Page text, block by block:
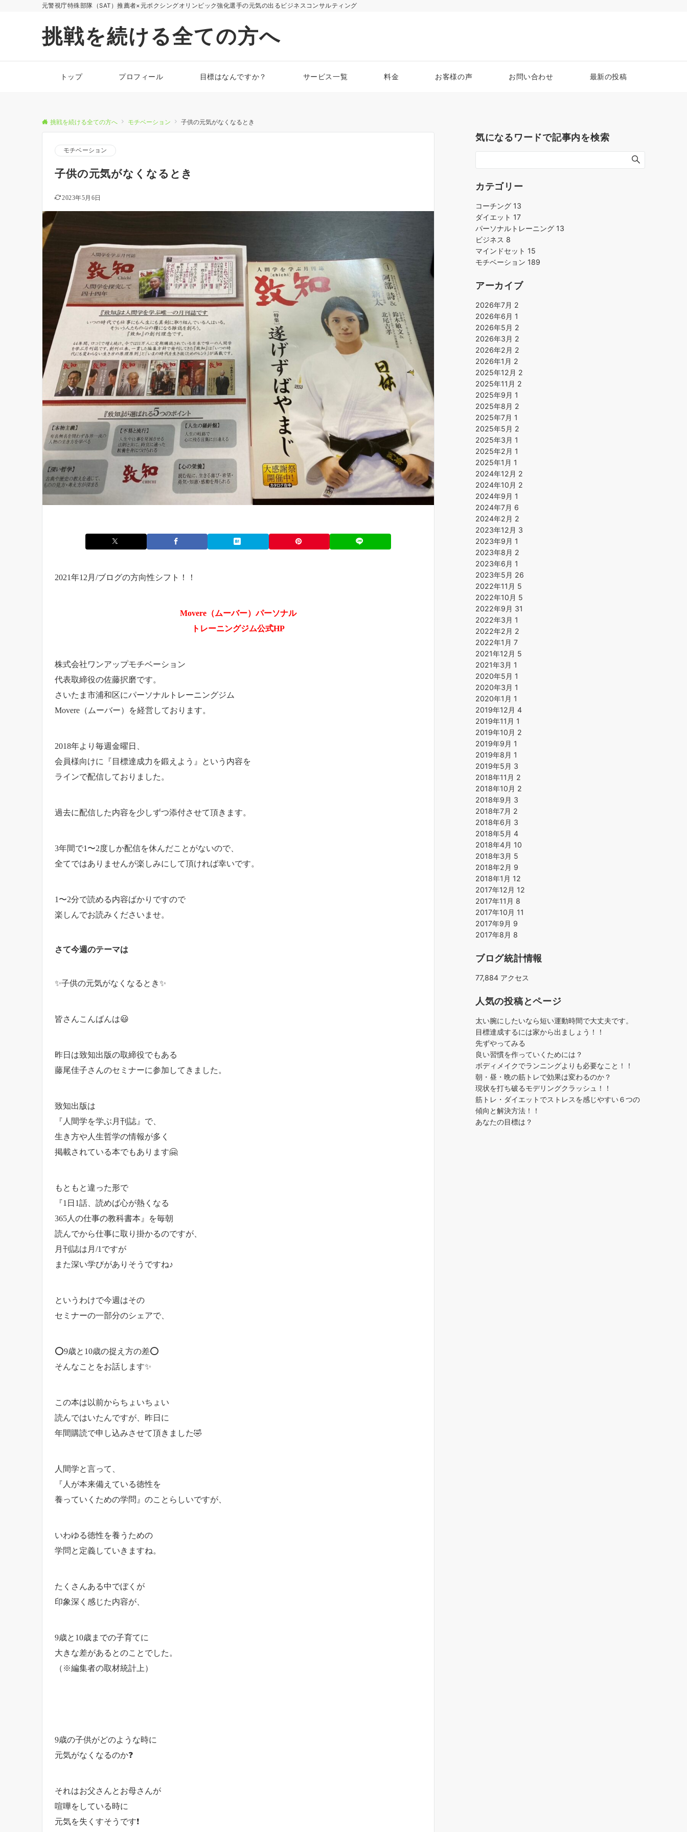
元警視庁特殊部隊（SAT）推薦者×元ボクシングオリンピック強化選手の元気の出るビジネスコンサルティング
挑戦を続ける全ての方へ
トップ プロフィール 目標はなんですか？ サービス一覧 料金 お客様の声 お問い合わせ 最新の投稿
挑戦を続ける全ての方へ モチベーション 子供の元気がなくなるとき
モチベーション
子供の元気がなくなるとき
2023年5月6日
2021年12月/ブログの方向性シフト！！
Movere（ムーバー）パーソナル
トレーニングジム公式HP
株式会社ワンアップモチベーション
代表取締役の佐藤択磨です。
さいたま市浦和区にパーソナルトレーニングジム
Movere（ムーバー）を経営しております。
2018年より毎週金曜日、
会員様向けに『目標達成力を鍛えよう』という内容を
ラインで配信しておりました。
過去に配信した内容を少しずつ添付させて頂きます。
3年間で1〜2度しか配信を休んだことがないので、
全てではありませんが楽しみにして頂ければ幸いです。
1〜2分で読める内容ばかりですので
楽しんでお読みくださいませ。
さて今週のテーマは
✨子供の元気がなくなるとき✨
皆さんこんばんは😃
昨日は致知出版の取締役でもある
藤尾佳子さんのセミナーに参加してきました。
致知出版は
『人間学を学ぶ月刊誌』で、
生き方や人生哲学の情報が多く
掲載されている本でもあります🤗
もともと違った形で
『1日1話、読めば心が熱くなる
365人の仕事の教科書本』を毎朝
読んでから仕事に取り掛かるのですが、
月刊誌は月/1ですが
また深い学びがありそうですね♪
というわけで今週はその
セミナーの一部分のシェアで、
⭕️9歳と10歳の捉え方の差⭕️
そんなことをお話します✨
この本は以前からちょいちょい
読んではいたんですが、昨日に
年間購読で申し込みさせて頂きました🤣
人間学と言って、
『人が本来備えている徳性を
養っていくための学問』のことらしいですが、
いわゆる徳性を養うための
学問と定義していきますね。
たくさんある中でぼくが
印象深く感じた内容が、
9歳と10歳までの子育てに
大きな差があるとのことでした。
（※編集者の取材統計上）
9歳の子供がどのような時に
元気がなくなるのか❓
それはお父さんとお母さんが
喧嘩をしている時に
元気を失くすそうです❗️
気になるワードで記事内を検索
カテゴリー
コーチング 13
ダイエット 17
パーソナルトレーニング 13
ビジネス 8
マインドセット 15
モチベーション 189
アーカイブ
2026年7月 2
2026年6月 1
2026年5月 2
2026年3月 2
2026年2月 2
2026年1月 2
2025年12月 2
2025年11月 2
2025年9月 1
2025年8月 2
2025年7月 1
2025年5月 2
2025年3月 1
2025年2月 1
2025年1月 1
2024年12月 2
2024年10月 2
2024年9月 1
2024年7月 6
2024年2月 2
2023年12月 3
2023年9月 1
2023年8月 2
2023年6月 1
2023年5月 26
2022年11月 5
2022年10月 5
2022年9月 31
2022年3月 1
2022年2月 2
2022年1月 7
2021年12月 5
2021年3月 1
2020年5月 1
2020年3月 1
2020年1月 1
2019年12月 4
2019年11月 1
2019年10月 2
2019年9月 1
2019年8月 1
2019年5月 3
2018年11月 2
2018年10月 2
2018年9月 3
2018年7月 2
2018年6月 3
2018年5月 4
2018年4月 10
2018年3月 5
2018年2月 9
2018年1月 12
2017年12月 12
2017年11月 8
2017年10月 11
2017年9月 9
2017年8月 8
ブログ統計情報
77,884 アクセス
人気の投稿とページ
太い腕にしたいなら短い運動時間で大丈夫です。
目標達成するには家から出ましょう！！
先ずやってみる
良い習慣を作っていくためには？
ボディメイクでランニングよりも必要なこと！！
朝・昼・晩の筋トレで効果は変わるのか？
現状を打ち破るモデリングクラッシュ！！
筋トレ・ダイエットでストレスを感じやすい６つの
傾向と解決方法！！
あなたの目標は？